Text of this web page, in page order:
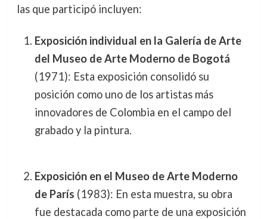
las que participó incluyen:
Exposición individual en la Galería de Arte
del Museo de Arte Moderno de Bogotá
(1971): Esta exposición consolidó su
posición como uno de los artistas más
innovadores de Colombia en el campo del
grabado y la pintura.
Exposición en el Museo de Arte Moderno
de París (1983): En esta muestra, su obra
fue destacada como parte de una exposición